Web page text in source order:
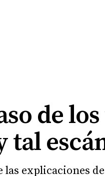
de
tal
explicaciones